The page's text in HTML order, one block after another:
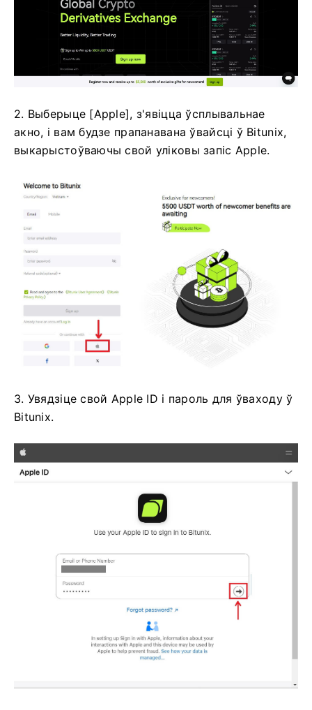
2. Выберыце [Apple], з'явіцца ўсплывальнае
акно, і вам будзе прапанавана ўвайсці ў Bitunix,
выкарыстоўваючы свой уліковы запіс Apple.
3. Увядзіце свой Apple ID і пароль для ўваходу ў
Bitunix.